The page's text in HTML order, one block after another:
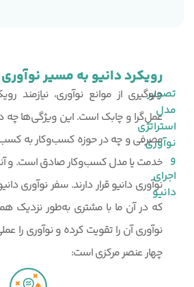
تصویر
مدل
استراتژی
نوآوری
و
اجرای
دانیو
رویکرد دانیو به مسیر نوآوری
جلوگیری از موانع نوآوری، نیازمند
عمل‌گرا و چابک است. این ویژگی‌ها چه
مصرفی و چه در حوزه کسب‌وکار به
خدمت یا مدل کسب‌وکار صادق است. و
نوآوری دانیو قرار دارند. سفر نوآوری
که در آن ما با مشتری به‌طور نزدیک
نوآوری آن را تقویت کرده و نوآوری را
چهار عنصر مرکزی است: